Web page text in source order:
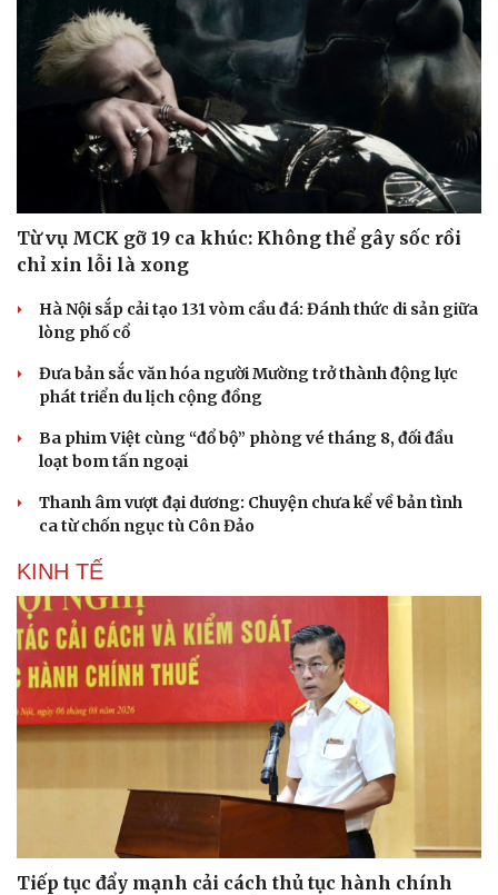
Từ vụ MCK gỡ 19 ca khúc: Không thể gây sốc rồi
chỉ xin lỗi là xong
Hà Nội sắp cải tạo 131 vòm cầu đá: Đánh thức di sản giữa
lòng phố cổ
Đưa bản sắc văn hóa người Mường trở thành động lực
phát triển du lịch cộng đồng
Ba phim Việt cùng “đổ bộ” phòng vé tháng 8, đối đầu
loạt bom tấn ngoại
Thanh âm vượt đại dương: Chuyện chưa kể về bản tình
ca từ chốn ngục tù Côn Đảo
KINH TẾ
Tiếp tục đẩy mạnh cải cách thủ tục hành chính